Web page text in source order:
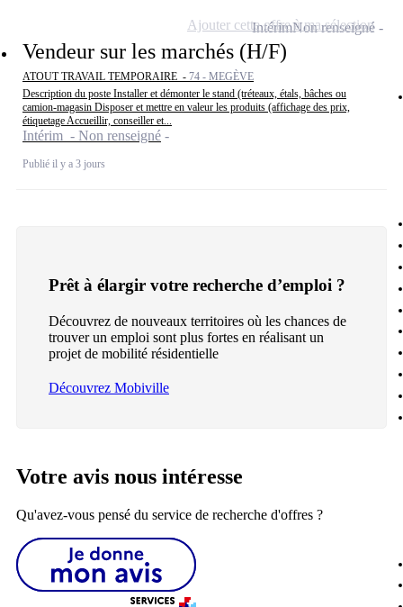
Vendeur sur les marchés (H/F)
ATOUT TRAVAIL TEMPORAIRE - 74 - MEGÈVE
Description du poste Installer et démonter le stand (tréteaux, étals, bâches ou
camion-magasin Disposer et mettre en valeur les produits (affichage des prix,
étiquetage Accueillir, conseiller et...
Intérim - Non renseigné
Publié il y a 3 jours
IntérimNon renseigné
Ajouter cette offre à ma sélection
Prêt à élargir votre recherche d’emploi ?
Découvrez de nouveaux territoires où les chances de
trouver un emploi sont plus fortes en réalisant un
projet de mobilité résidentielle
Découvrez Mobiville
Votre avis nous intéresse
Qu'avez-vous pensé du service de recherche d'offres ?